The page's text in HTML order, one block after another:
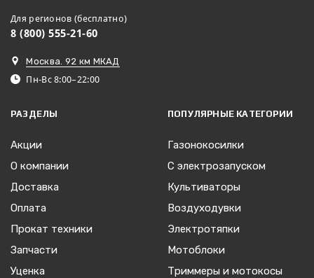
Для регионов (бесплатно)
8 (800) 555-21-60
Москва. 92 км МКАД
Пн-Вс 8:00–22:00
РАЗДЕЛЫ
Акции
О компании
Доставка
Оплата
Прокат техники
Запчасти
Уценка
ПОПУЛЯРНЫЕ КАТЕГОРИИ
Газонокосилки
С электрозапуском
Культиваторы
Воздуходувки
Электротяпки
Мотоблоки
Триммеры и мотокосы